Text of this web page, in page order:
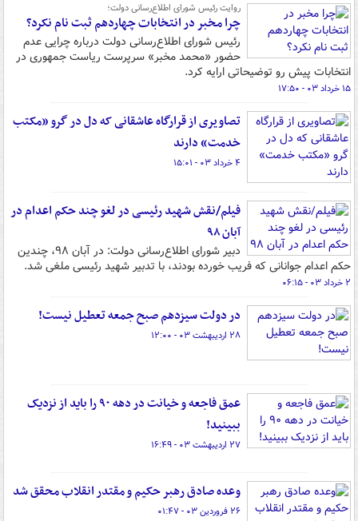
روایت رئیس شورای اطلاع‌رسانی دولت؛
چرا مخبر در انتخابات چهاردهم ثبت نام نکرد؟
رئیس شورای اطلاع‌رسانی دولت درباره چرایی عدم
حضور «محمد مخبر» سرپرست ریاست جمهوری در
انتخابات پیش رو توضیحاتی ارایه کرد.
۱۵ خرداد ۰۳ - ۱۷:۵۰
تصاویری از قرارگاه عاشقانی که دل در گرو «مکتب
خدمت» دارند
۴ خرداد ۰۳ - ۱۵:۰۱
فیلم/نقش شهید رئیسی در لغو چند حکم اعدام در
آبان ۹۸
دبیر شورای اطلاع‌رسانی دولت: در آبان ۹۸، چندین
حکم اعدام جوانانی که فریب خورده بودند، با تدبیر شهید رئیسی ملغی شد.
۲ خرداد ۰۳ - ۰۶:۱۵
در دولت سیزدهم صبح جمعه تعطیل نیست!
۲۸ اردیبهشت ۰۳ - ۱۲:۰۰
عمق فاجعه و خیانت در دهه ۹۰ را باید از نزدیک
ببینید!
۲۷ اردیبهشت ۰۳ - ۱۶:۴۹
وعده صادق رهبر حکیم و مقتدر انقلاب محقق شد
۲۶ فروردین ۰۳ - ۰۱:۴۷